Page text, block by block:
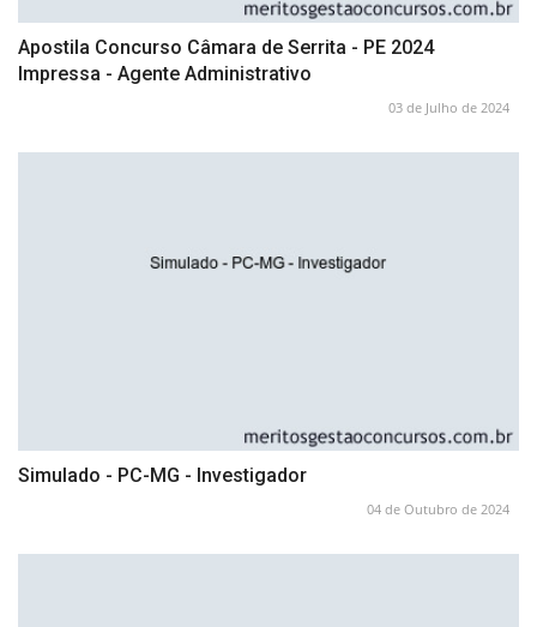
Apostila Concurso Câmara de Serrita - PE 2024
Impressa - Agente Administrativo
03 de Julho de 2024
Simulado - PC-MG - Investigador
04 de Outubro de 2024